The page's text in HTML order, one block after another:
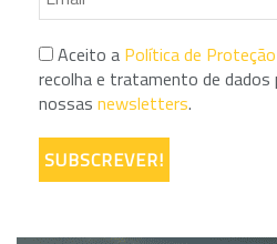
Aceito a Política de
recolha e tratamento de dados
nossas newsletters.